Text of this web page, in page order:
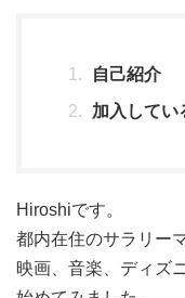
自己紹介
加入してい
Hiroshiです。
都内在住のサラリー
映画、音楽、ディズ